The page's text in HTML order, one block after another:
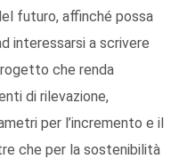
futuro, affinché possa
interessarsi a scrivere
che renda
di rilevazione,
per l’incremento e il
che per la sostenibilità